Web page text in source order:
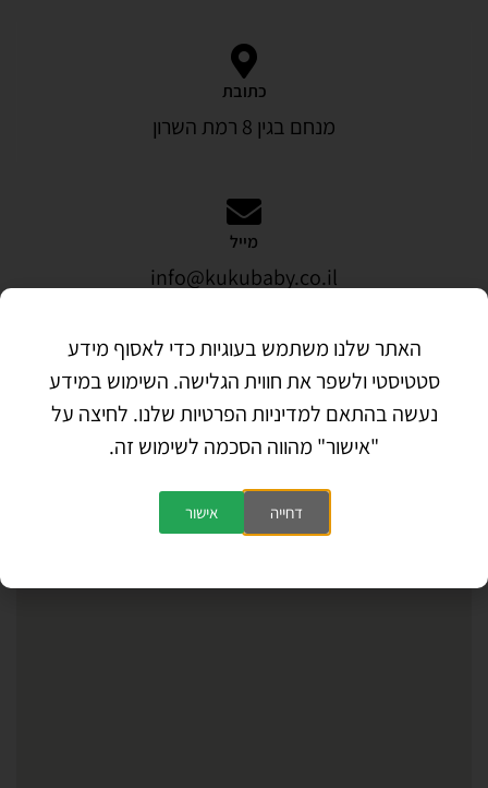
כתובת
מנחם בגין 8 רמת השרון
מייל
info@kukubaby.co.il
האתר שלנו משתמש בעוגיות כדי לאסוף מידע
סטטיסטי ולשפר את חווית הגלישה. השימוש במידע
נעשה בהתאם למדיניות הפרטיות שלנו. לחיצה על
"אישור" מהווה הסכמה לשימוש זה.
דחייה אישור